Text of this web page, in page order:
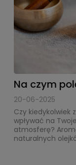
Na czym
20-06-2025
Czy kiedykolwiek
wpływać na
atmosferę?
naturalnych